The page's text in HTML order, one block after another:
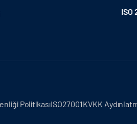
ISO
PolitikasıISO27001KVKK